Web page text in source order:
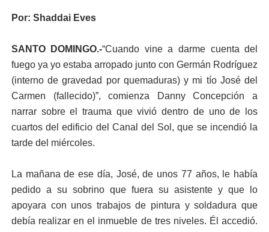
Por: Shaddai Eves
SANTO DOMINGO.-“Cuando vine a darme cuenta del
fuego ya yo es­taba arropado junto con Germán Rodríguez
(inter­no de gravedad por que­maduras) y mi tío José del
Carmen (fallecido)”, comienza Danny Concep­ción a
narrar sobre el trau­ma que vivió dentro de uno de los
cuartos del edi­ficio del Canal del Sol, que se incendió la
tarde del miércoles.
La mañana de ese día, José, de unos 77 años, le había
pedido a su sobri­no que fuera su asistente y que lo
apoyara con unos trabajos de pintura y sol­dadura que
debía realizar en el inmueble de tres ni­veles. Él accedió.